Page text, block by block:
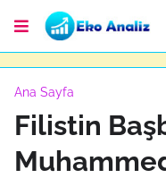
Ana Sayfa
Filistin